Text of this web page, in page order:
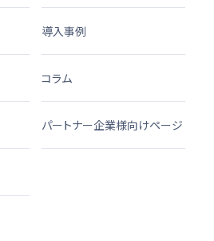
導入事例
コラム
パートナー企業様向けページ